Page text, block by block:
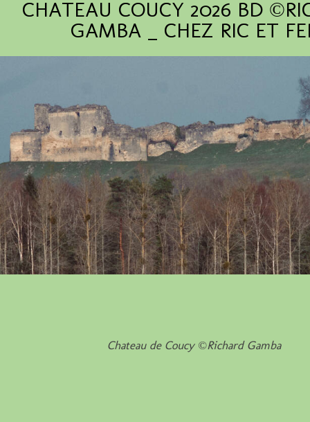
CHATEAU COUCY 2026 BD
GAMBA _ CHEZ RIC ET
Chateau de Coucy ©Richard Gamba